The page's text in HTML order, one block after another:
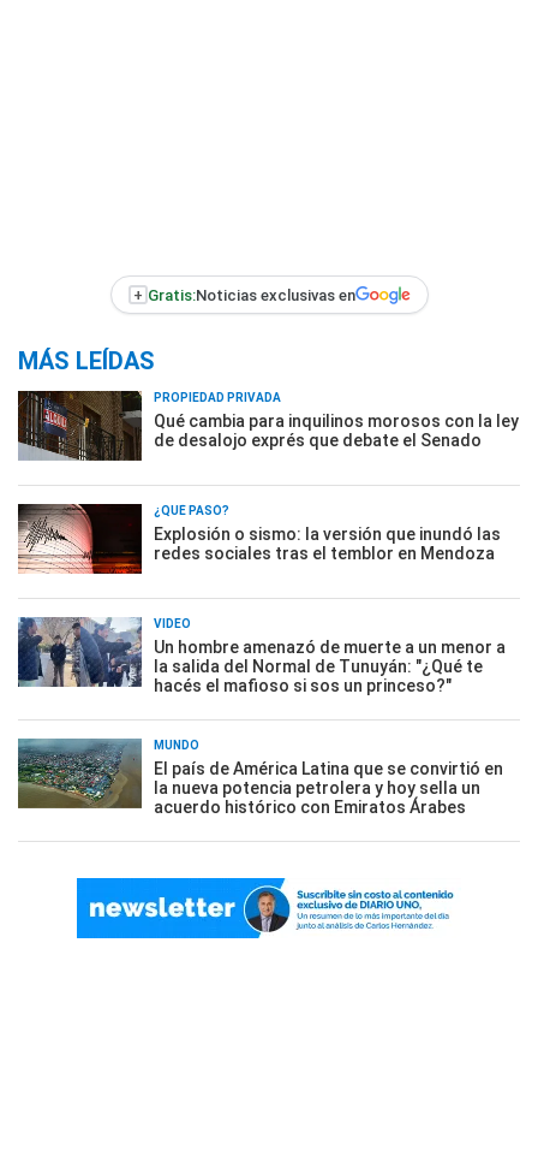
+ Gratis:Noticias exclusivas en
MÁS LEÍDAS
PROPIEDAD PRIVADA
Qué cambia para inquilinos morosos con la ley
de desalojo exprés que debate el Senado
¿QUÉ PASÓ?
Explosión o sismo: la versión que inundó las
redes sociales tras el temblor en Mendoza
VIDEO
Un hombre amenazó de muerte a un menor a
la salida del Normal de Tunuyán: "¿Qué te
hacés el mafioso si sos un princeso?"
MUNDO
El país de América Latina que se convirtió en
la nueva potencia petrolera y hoy sella un
acuerdo histórico con Emiratos Árabes